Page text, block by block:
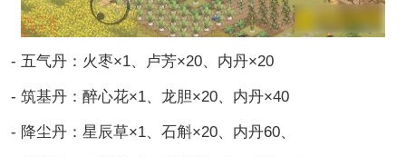
- 五气丹：火枣×1、卢芳×20、内丹×20
- 筑基丹：醉心花×1、龙胆×20、内丹×40
- 降尘丹：星辰草×1、石斛×20、内丹60、